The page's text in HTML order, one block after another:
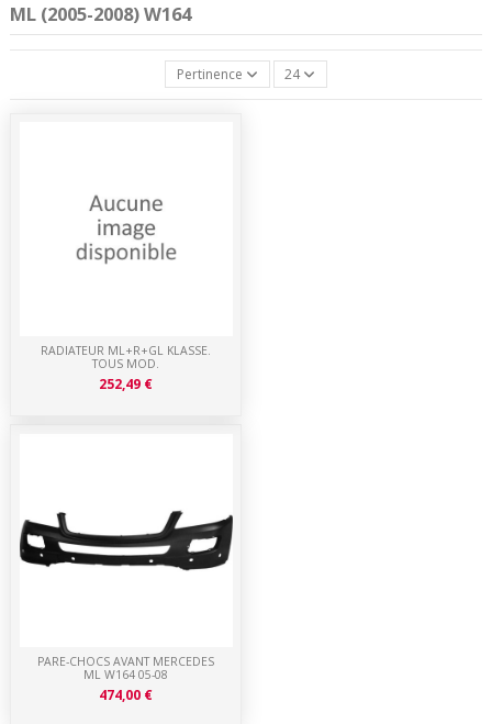
ML (2005-2008) W164
Pertinence 24
PARE-CHOCS AVANT MERCEDES
ML W164 05-08
474,00 €
RADIATEUR ML+R+GL KLASSE.
TOUS MOD.
252,49 €